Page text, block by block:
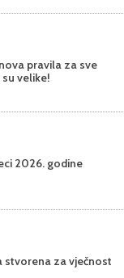
pravila za sve
velike!
2026. godine
stvorena za vječnost